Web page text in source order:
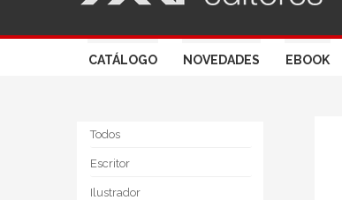
CATÁLOGO NOVEDADES EBOOK
Todos
Escritor
Ilustrador